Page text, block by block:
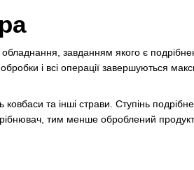
завданням якого є
і всі операції завершуються
та інші страви. Ступінь
тим менше оброблений продукт.